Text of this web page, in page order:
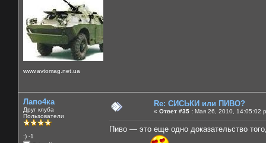
www.avtomag.net.ua
Лапо4ка
Друг клуба
Пользователи
:) -1
Re: СИСЬКИ или ПИВО?
« Ответ #35 : Мая 26, 2010, 14:05:02
Пиво — это еще одно доказательство